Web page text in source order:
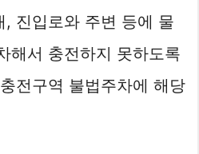
, 진입로와 주변 등에 물
해서 충전하지 못하도록
전구역 불법주차에 해당